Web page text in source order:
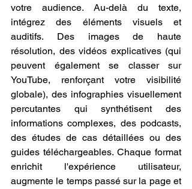
votre audience. Au-delà du texte,
intégrez des éléments visuels et
auditifs. Des images de haute
résolution, des vidéos explicatives (qui
peuvent également se classer sur
YouTube, renforçant votre visibilité
globale), des infographies visuellement
percutantes qui synthétisent des
informations complexes, des podcasts,
des études de cas détaillées ou des
guides téléchargeables. Chaque format
enrichit l'expérience utilisateur,
augmente le temps passé sur la page et